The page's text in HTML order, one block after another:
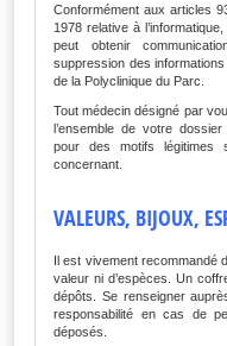
Conformément aux articles
1978 relative à
peut obtenir
suppression des
de la Polyclinique du Parc.
Tout médecin désigné par
l’ensemble de votre dossier
pour des motifs légitimes
concernant.
VALEURS, BIJOUX,
Il est vivement recommandé
valeur ni d’espèces. Un
dépôts. Se renseigner
responsabilité en cas de
déposés.